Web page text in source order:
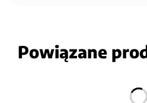
Powiązane